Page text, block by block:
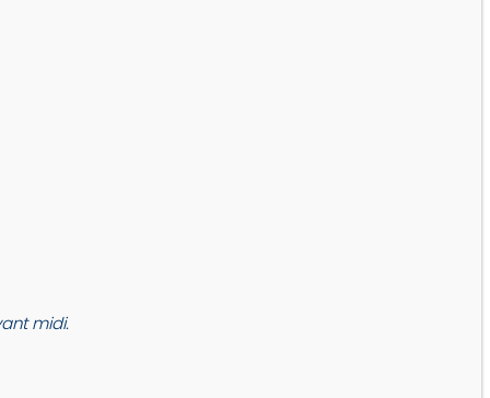
midi.